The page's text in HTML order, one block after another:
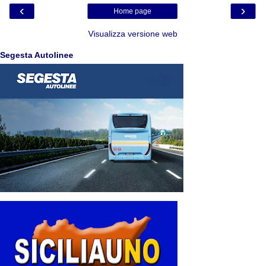
‹ ›
Home page
Visualizza versione web
Segesta Autolinee